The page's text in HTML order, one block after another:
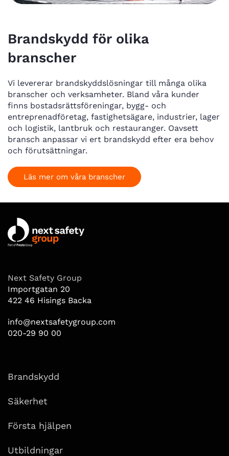
Brandskydd för olika
branscher
Vi levererar brandskyddslösningar till många olika
branscher och verksamheter. Bland våra kunder
finns bostadsrättsföreningar, bygg- och
entreprenadföretag, fastighetsägare, industrier, lager
och logistik, lantbruk och restauranger. Oavsett
bransch anpassar vi ert brandskydd efter era behov
och förutsättningar.
Läs mer om våra branscher
Next Safety Group
Importgatan 20
422 46 Hisings Backa
info@nextsafetygroup.com
020-29 90 00
Brandskydd
Säkerhet
Första hjälpen
Utbildningar